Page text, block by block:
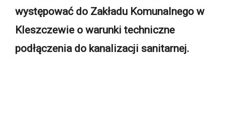
występować do Zakładu Komunalnego w
Kleszczewie o warunki techniczne
podłączenia do kanalizacji sanitarnej.